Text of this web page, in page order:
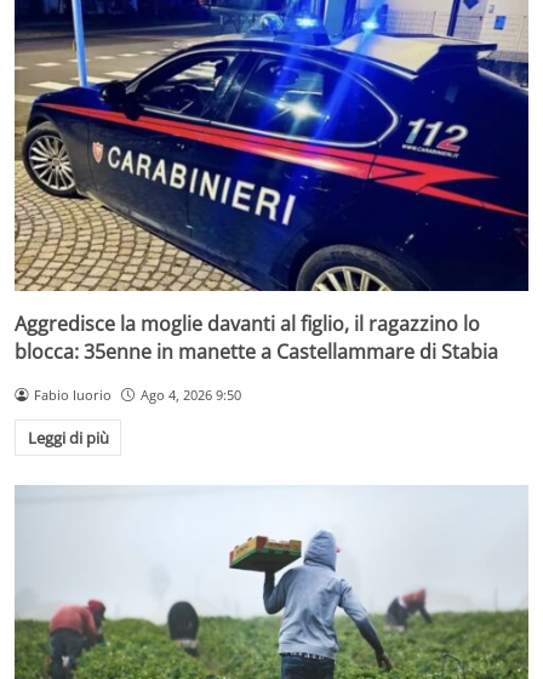
Aggredisce la moglie davanti al figlio, il ragazzino lo
blocca: 35enne in manette a Castellammare di Stabia
Fabio Iuorio Ago 4, 2026 9:50
Leggi di più